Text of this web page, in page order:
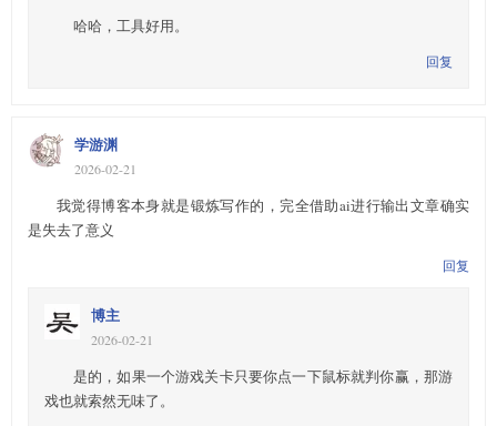
哈哈，工具好用。
回复
学游渊
2026-02-21
我觉得博客本身就是锻炼写作的，完全借助ai进行输出文章确实
是失去了意义
回复
博主
2026-02-21
是的，如果一个游戏关卡只要你点一下鼠标就判你赢，那游
戏也就索然无味了。